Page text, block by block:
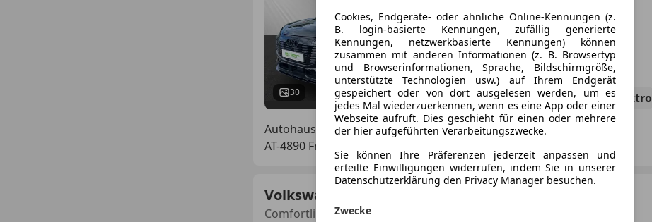
30 11/2024 18 350 km Elektro
Autohaus Ing. Ernst Eder GmbH
AT-4890 Frankenmarkt
Volkswagen Tiguan
Comfortline TDI SCR
Cookies, Endgeräte- oder ähnliche Online-Kennungen (z.
B. login-basierte Kennungen, zufällig generierte
Kennungen, netzwerkbasierte Kennungen) können
zusammen mit anderen Informationen (z. B. Browsertyp
und Browserinformationen, Sprache, Bildschirmgröße,
unterstützte Technologien usw.) auf Ihrem Endgerät
gespeichert oder von dort ausgelesen werden, um es
jedes Mal wiederzuerkennen, wenn es eine App oder einer
Webseite aufruft. Dies geschieht für einen oder mehrere
der hier aufgeführten Verarbeitungszwecke.
Sie können Ihre Präferenzen jederzeit anpassen und
erteilte Einwilligungen widerrufen, indem Sie in unserer
Datenschutzerklärung den Privacy Manager besuchen.
Zwecke